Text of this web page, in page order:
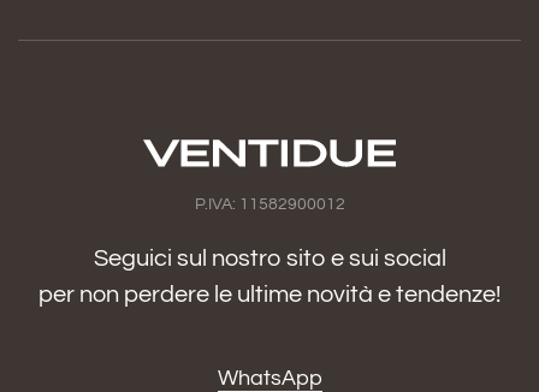
P.IVA: 11582900012
Seguici sul nostro sito e sui social
per non perdere le ultime novità e tendenze!
WhatsApp